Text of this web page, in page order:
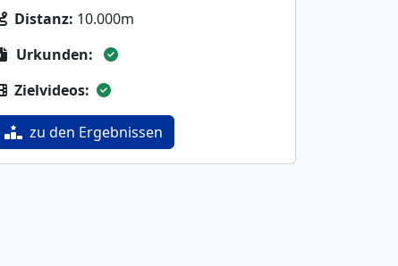
Distanz: 10.000m
Urkunden:
Zielvideos:
zu den Ergebnissen